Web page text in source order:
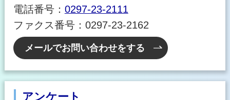
電話番号： 0297-23-2111
ファクス番号：0297-23-2162
メールでお問い合わせをする
アンケート